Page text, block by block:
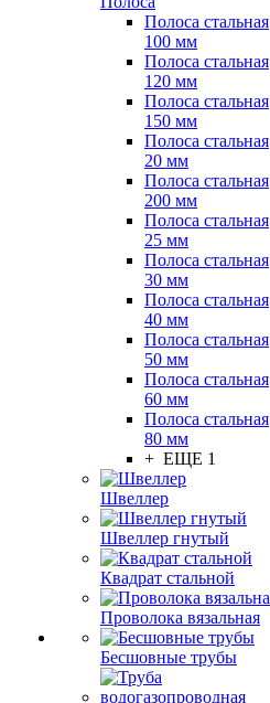
Полоса стальная
100 мм
Полоса стальная
120 мм
Полоса стальная
150 мм
Полоса стальная
20 мм
Полоса стальная
200 мм
Полоса стальная
25 мм
Полоса стальная
30 мм
Полоса стальная
40 мм
Полоса стальная
50 мм
Полоса стальная
60 мм
Полоса стальная
80 мм
+ ЕЩЕ 1
Швеллер
Швеллер гнутый
Квадрат стальной
Проволока вязальная
Бесшовные трубы